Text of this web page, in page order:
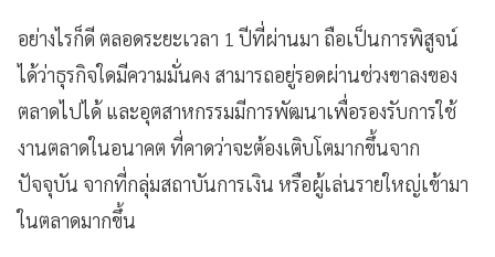
อย่างไรก็ดี ตลอดระยะเวลา 1 ปีที่ผ่านมา ถือเป็นการพิสูจน์
ได้ว่าธุรกิจใดมีความมั่นคง สามารถอยู่รอดผ่านช่วงขาลงของ
ตลาดไปได้ และอุตสาหกรรมมีการพัฒนาเพื่อรองรับการใช้
งานตลาดในอนาคต ที่คาดว่าจะต้องเติบโตมากขึ้นจาก
ปัจจุบัน จากที่กลุ่มสถาบันการเงิน หรือผู้เล่นรายใหญ่เข้ามา
ในตลาดมากขึ้น